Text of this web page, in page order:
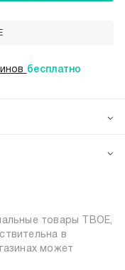
бесплатно
силуэт мягко
на основе вискозы
комфортную
15% полиэстер, 5%
товары ТВОЕ,
в
может